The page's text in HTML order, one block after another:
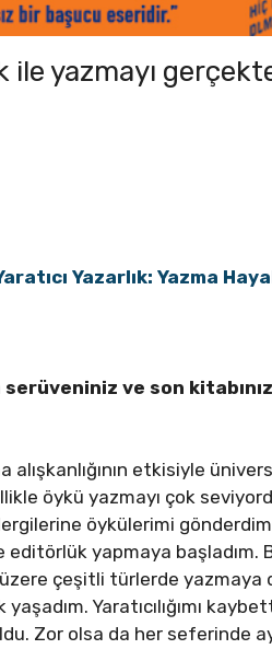
ile yazmayı
Yazarlık: Yazma
ve son
etkisiyle
öykü yazmayı çok
öykülerimi
yapmaya başladım.
çeşitli türlerde yazmaya
Yaratıcılığımı
Zor olsa da her seferinde